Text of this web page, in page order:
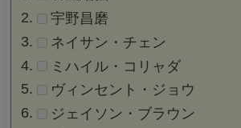
宇野昌磨
ネイサン・チェン
ミハイル・コリャダ
ヴィンセント・ジョウ
ジェイソン・ブラウン